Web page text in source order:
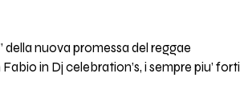
nuova promessa del reggae
in Dj celebration’s, i sempre piu’ forti